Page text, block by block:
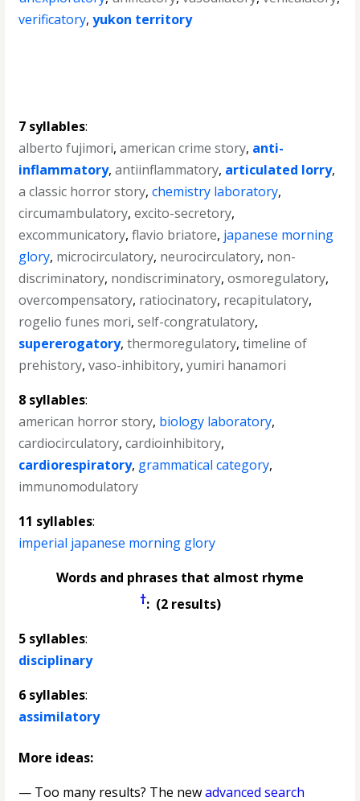
verificatory,yukon territory
7 syllables:
alberto fujimori,american crime story, anti-
inflammatory,antiinflammatory, articulated lorry,
a classic horror story,chemistry laboratory,
circumambulatory,excito-secretory,
excommunicatory,flavio briatore, japanese morning
glory, microcirculatory, neurocirculatory, non-
discriminatory, nondiscriminatory,osmoregulatory,
overcompensatory, ratiocinatory, recapitulatory,
rogelio funes mori,self-congratulatory,
supererogatory,thermoregulatory,timeline of
prehistory,vaso-inhibitory,yumiri hanamori
8 syllables:
american horror story, biology laboratory,
cardiocirculatory,cardioinhibitory,
cardiorespiratory, grammatical category,
immunomodulatory
11 syllables:
imperial japanese morning glory
Words and phrases that almost rhyme
†: (2 results)
5 syllables:
disciplinary
6 syllables:
assimilatory
More ideas:
— Too many results? The newadvanced search